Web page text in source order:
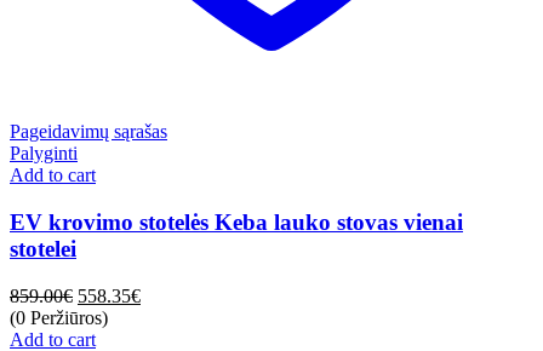
Pageidavimų sąrašas
Palyginti
Add to cart
EV krovimo stotelės Keba lauko stovas vienai
stotelei
859.00€ 558.35€
(0 Peržiūros)
Add to cart